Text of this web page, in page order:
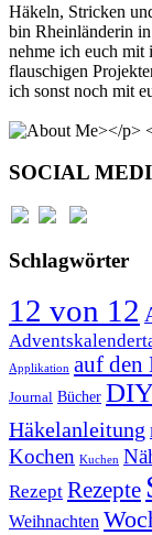
Häkeln, Stricken
bin Rheinländerin
nehme ich euch mit
flauschigen
ich sonst noch mit
SOCIAL
Schlagwörter
12 von 12
Applikation auf den
Journal Bücher
Häkelanleitung
Kochen Kuchen
Rezept Rezepte
Weihnachten